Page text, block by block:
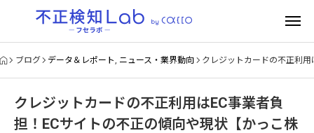
ブログ データ＆レポート, ニュース・業界動向 クレジットカードの不正利
クレジットカードの不正利用はEC事業者負
担！ECサイトの不正の傾向や現状【かっこ株